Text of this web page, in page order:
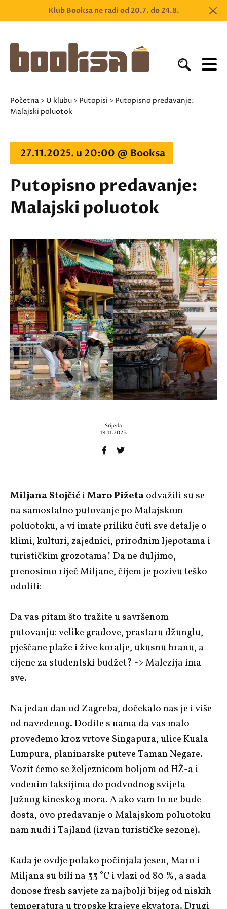
Klub Booksa ne radi od 20.7. do 24.8.
Početna > U klubu > Putopisi > Putopisno predavanje:
Malajski poluotok
27.11.2025. u 20:00 @ Booksa
Putopisno predavanje:
Malajski poluotok
Srijeda
19.11.2025.
Miljana StojčićiMaro Pižetaodvažili su se
na samostalno putovanje po Malajskom
poluotoku, a vi imate priliku čuti sve detalje o
klimi, kulturi, zajednici, prirodnim ljepotama i
turističkim grozotama! Da ne duljimo,
prenosimo riječ Miljane, čijem je pozivu teško
odoliti:
Da vas pitam što tražite u savršenom
putovanju: velike gradove, prastaru džunglu,
pješčane plaže i žive koralje, ukusnu hranu, a
cijene za studentski budžet? -> Malezija ima
sve.
Na jedan dan od Zagreba, dočekalo nas je i više
od navedenog. Dođite s nama da vas malo
provedemo kroz vrtove Singapura, ulice Kuala
Lumpura, planinarske puteve Taman Negare.
Vozit ćemo se željeznicom boljom od HŽ-a i
vodenim taksijima do podvodnog svijeta
Južnog kineskog mora. A ako vam to ne bude
dosta, ovo predavanje o Malajskom poluotoku
nam nudi i Tajland (izvan turističke sezone).
Kada je ovdje polako počinjala jesen, Maro i
Miljana su bili na 33 °C i vlazi od 80 %, a sada
donose fresh savjete za najbolji bijeg od niskih
temperatura u tropske krajeve ekvatora. Drugi